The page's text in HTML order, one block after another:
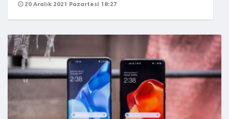
20 Aralık 2021 Pazartesi 18:27